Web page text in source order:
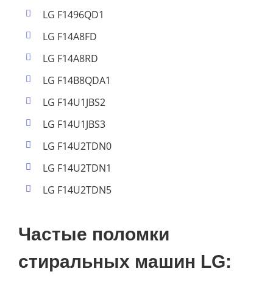
LG F1496QD1
LG F14A8FD
LG F14A8RD
LG F14B8QDA1
LG F14U1JBS2
LG F14U1JBS3
LG F14U2TDN0
LG F14U2TDN1
LG F14U2TDN5
Частые поломки
стиральных машин LG: